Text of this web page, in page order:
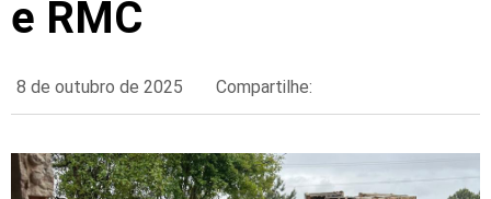
e RMC
8 de outubro de 2025 Compartilhe: